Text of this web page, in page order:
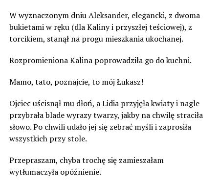
W wyznaczonym dniu Aleksander, elegancki, z dwoma
bukietami w ręku (dla Kaliny i przyszłej teściowej), z
torcikiem, stanął na progu mieszkania ukochanej.
Rozpromieniona Kalina poprowadziła go do kuchni.
Mamo, tato, poznajcie, to mój Łukasz!
Ojciec uścisnął mu dłoń, a Lidia przyjęła kwiaty i nagle
przybrała blade wyrazy twarzy, jakby na chwilę straciła
słowo. Po chwili udało jej się zebrać myśli i zaprosiła
wszystkich przy stole.
Przepraszam, chyba trochę się zamieszałam
wytłumaczyła opóźnienie.